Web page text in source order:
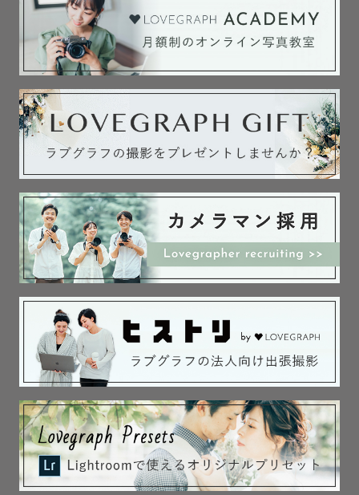
【プレミアムポージングプラン】
うつ伏せなどのニューボーンフォトらしいポージングを撮
影したい方
せっかくだからバリエーションたっぷり残したい方におす
すめ✨
ニューボーンフォトの特別な研修を受講し、認定された一
部の限られたカメラマンのみが撮影できます。
ご希望の場合は、「プレミアムポージングプラン希望」と
ご連絡ください。
※みてねアプリ経由のご予約時はお選びいただけます。
ポーズ：３ポーズセレクト可＋カメラマンおすすめ１ポー
ズ＋きょうだいフォト・家族写真・自然なカット
納品枚数:50枚以上
（うちアートフォト25-40枚程度）
※兄弟フォトを撮影希望の場合、うち１ポーズはおくるみ
となります。
🔻選択可能ポージング
･おくるみ（かご）